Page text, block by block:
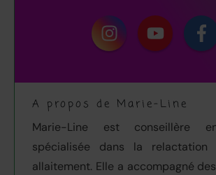
A propos de Marie-Line
Marie-Line est conseillère
spécialisée dans la
allaitement. Elle a accompagné